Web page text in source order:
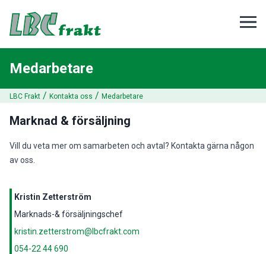
Medarbetare
LBC Frakt / Kontakta oss / Medarbetare
Marknad & försäljning
Vill du veta mer om samarbeten och avtal? Kontakta gärna någon
av oss.
Kristin Zetterström
Marknads-& försäljningschef
kristin.zetterstrom@lbcfrakt.com
054-22 44 690